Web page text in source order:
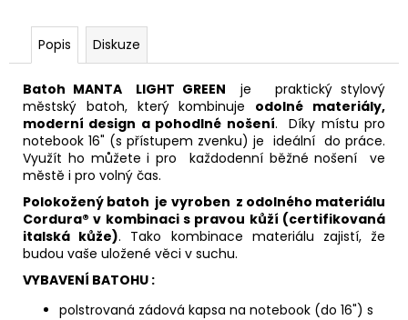
Popis Diskuze
Batoh MANTA LIGHT GREEN
je praktický stylový
městský batoh, který kombinuje odolné materiály,
moderní design a pohodlné nošení. Díky místu pro
notebook 16" (s přístupem zvenku) je ideální do práce.
Využít ho můžete i pro každodenní běžné nošení ve
městě i pro volný čas.
Polokožený batoh je vyroben z odolného materiálu
Cordura® v kombinaci s pravou kůží (certifikovaná
italská kůže). Tako kombinace materiálu zajistí, že
budou vaše uložené věci v suchu.
VYBAVENÍ BATOHU :
polstrovaná zádová kapsa na notebook (do 16") s